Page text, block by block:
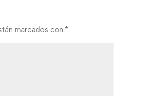
marcados con *